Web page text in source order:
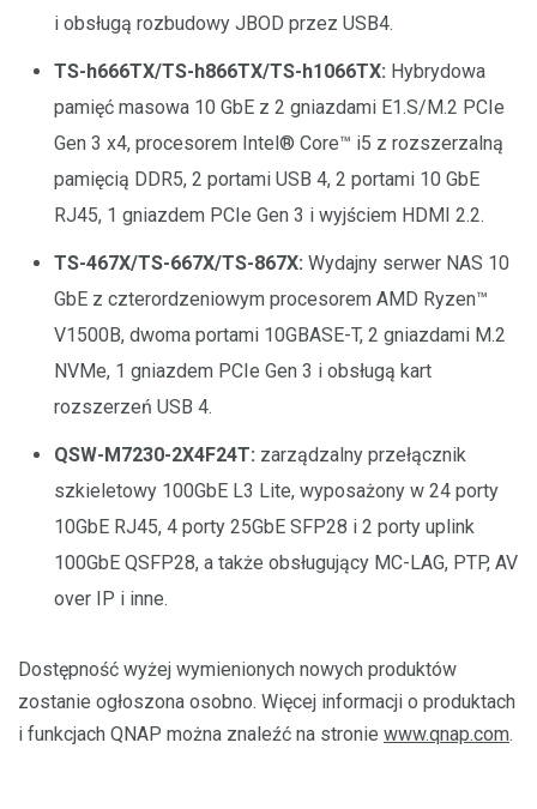
i obsługą rozbudowy JBOD przez USB4.
TS-h666TX/TS-h866TX/TS-h1066TX: Hybrydowa
pamięć masowa 10 GbE z 2 gniazdami E1.S/M.2 PCIe
Gen 3 x4, procesorem Intel® Core™ i5 z rozszerzalną
pamięcią DDR5, 2 portami USB 4, 2 portami 10 GbE
RJ45, 1 gniazdem PCIe Gen 3 i wyjściem HDMI 2.2.
TS-467X/TS-667X/TS-867X: Wydajny serwer NAS 10
GbE z czterordzeniowym procesorem AMD Ryzen™
V1500B, dwoma portami 10GBASE-T, 2 gniazdami M.2
NVMe, 1 gniazdem PCIe Gen 3 i obsługą kart
rozszerzeń USB 4.
QSW-M7230-2X4F24T: zarządzalny przełącznik
szkieletowy 100GbE L3 Lite, wyposażony w 24 porty
10GbE RJ45, 4 porty 25GbE SFP28 i 2 porty uplink
100GbE QSFP28, a także obsługujący MC-LAG, PTP, AV
over IP i inne.
Dostępność wyżej wymienionych nowych produktów
zostanie ogłoszona osobno. Więcej informacji o produktach
i funkcjach QNAP można znaleźć na stronie www.qnap.com.